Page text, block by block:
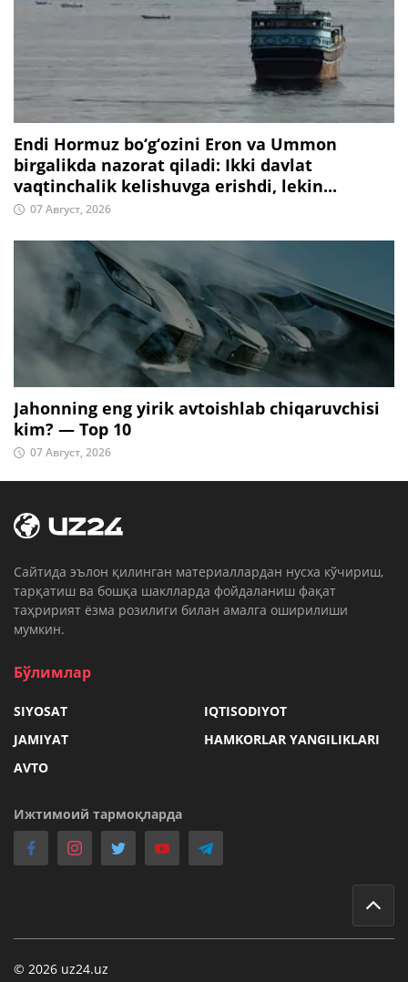
Endi Hormuz bo‘g‘ozini Eron va Ummon
birgalikda nazorat qiladi: Ikki davlat
vaqtinchalik kelishuvga erishdi, lekin...
07 Август, 2026
Jahonning eng yirik avtoishlab chiqaruvchisi
kim? — Top 10
07 Август, 2026
Cайтида эълон қилинган материаллардан нусха кўчириш,
тарқатиш ва бошқа шаклларда фойдаланиш фақат
таҳририят ёзма розилиги билан амалга оширилиши
мумкин.
Бўлимлар
SIYOSAT
IQTISODIYOT
JAMIYAT
HAMKORLAR YANGILIKLARI
AVTO
Ижтимоий тармоқларда
© 2026 uz24.uz